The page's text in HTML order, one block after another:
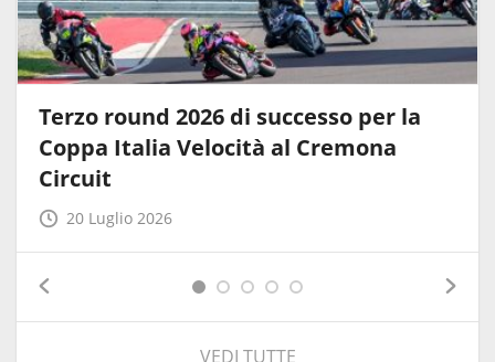
Terzo round 2026 di successo per la
Coppa Italia Velocità al Cremona
Circuit
20 Luglio 2026
VEDI TUTTE